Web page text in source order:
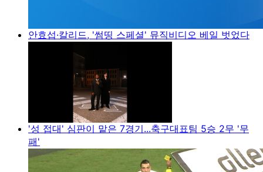
안효섭·칼리드, '썸띵 스페셜' 뮤직비디오 베일 벗었다
'성 접대' 심판이 맡은 7경기...축구대표팀 5승 2무 '무
패'